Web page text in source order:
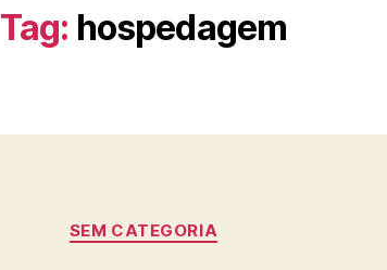
Tag: hospedagem
Categorias
SEM CATEGORIA